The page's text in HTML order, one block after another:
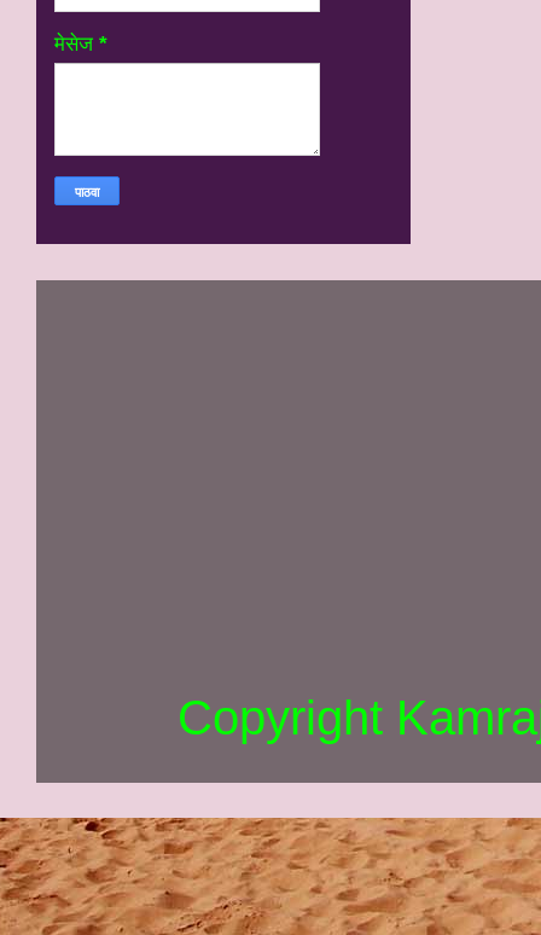
मेसेज *
Copyright